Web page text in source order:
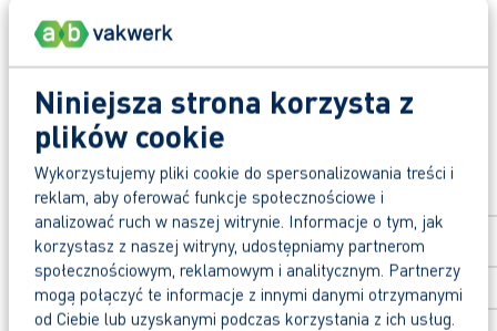
Niniejsza strona korzysta z
plików cookie
Wykorzystujemy pliki cookie do spersonalizowania treści i
reklam, aby oferować funkcje społecznościowe i
analizować ruch w naszej witrynie. Informacje o tym, jak
korzystasz z naszej witryny, udostępniamy partnerom
społecznościowym, reklamowym i analitycznym. Partnerzy
mogą połączyć te informacje z innymi danymi otrzymanymi
od Ciebie lub uzyskanymi podczas korzystania z ich usług.
Zadbaj o swoją przyszłość zawodową
Aplikuj już teraz na to stanowisko. Odpowiedź
Dlaczego warto aplikować przez AB Vakwerk?
Szybka droga do stałej umowy o pracę.
Wysokie oceny od pracowników
Podziel się tym wakatem
Aplikuj na stanowisko
Imię*
Nazwisko*